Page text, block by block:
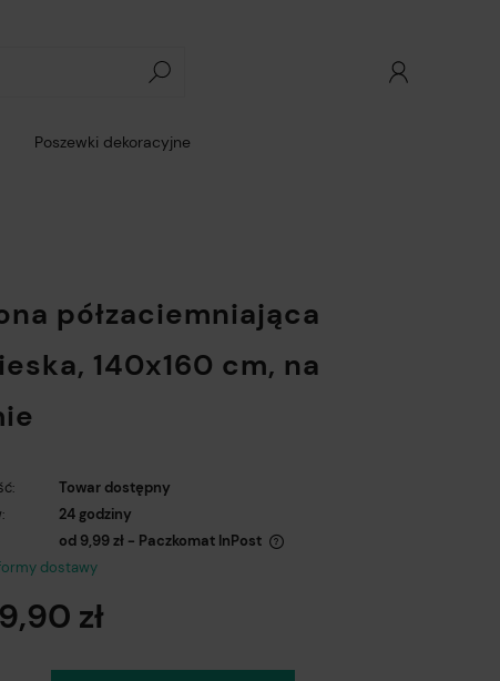
Poszewki dekoracyjne
półzaciemniająca
140x160 cm, na
Towar dostępny
24 godziny
od 9,99 zł - Paczkomat InPost
dostawy
zł